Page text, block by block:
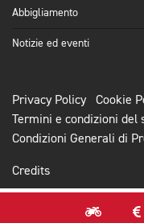
Abbigliamento
Notizie ed eventi
Privacy Policy Cookie
Termini e condizioni del
Condizioni Generali di
Credits